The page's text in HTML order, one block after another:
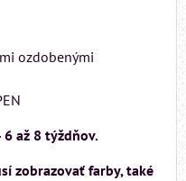
ozdobenými
až 8 týždňov.
zobrazovať farby, také